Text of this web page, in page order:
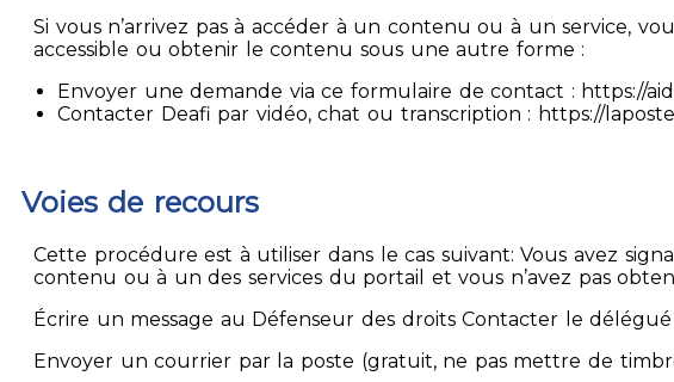
Si vous n’arrivez pas à accéder à un contenu ou à un service,
accessible ou obtenir le contenu sous une autre forme :
Envoyer une demande via ce formulaire de contact : https://
Contacter Deafi par vidéo, chat ou transcription : https://
Voies de recours
Cette procédure est à utiliser dans le cas suivant: Vous avez
contenu ou à un des services du portail et vous n’avez pas
Écrire un message au Défenseur des droits Contacter le
Envoyer un courrier par la poste (gratuit, ne pas mettre de